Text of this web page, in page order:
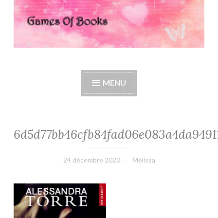
Games Of Books
MENU
24 décembre 2020 Melissa